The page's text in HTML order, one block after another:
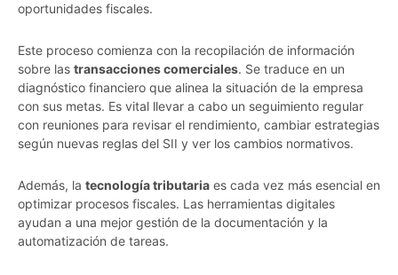
oportunidades fiscales.
Este proceso comienza con la recopilación de información
sobre las transacciones comerciales. Se traduce en un
diagnóstico financiero que alinea la situación de la empresa
con sus metas. Es vital llevar a cabo un seguimiento regular
con reuniones para revisar el rendimiento, cambiar estrategias
según nuevas reglas del SII y ver los cambios normativos.
Además, la tecnología tributaria es cada vez más esencial en
optimizar procesos fiscales. Las herramientas digitales
ayudan a una mejor gestión de la documentación y la
automatización de tareas.